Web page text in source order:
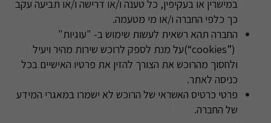
במישרין או בעקיפין, כל טענה ו/או דרישה ו/או תביעה עקב
כך כלפי החברה ו/או מי מטעמה.
החברה תהא רשאית לעשות שימוש ב- "עוגיות"
(“cookies”)על מנת לספק לרוכש שירות מהיר ויעיל
ולחסוך מהרוכש את הצורך להזין את פרטיו האישיים בכל
כניסה לאתר.
פרטי כרטיס האשראי של הרוכש לא ישמרו במאגרי המידע
של החברה.